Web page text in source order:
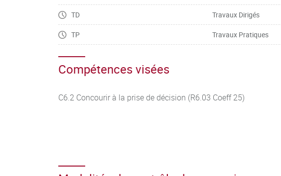
TD Travaux Dirigés
TP Travaux Pratiques
Compétences visées
C6.2 Concourir à la prise de décision (R6.03 Coeff 25)